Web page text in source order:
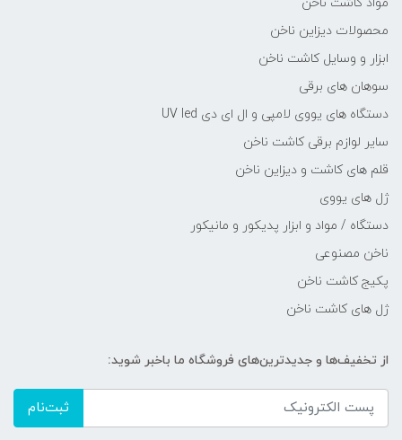
محصولات دیزاین ناخن
ابزار و وسایل کاشت ناخن
سوهان های برقی
دستگاه های یووی لامپی و ال ای دی UV led
سایر لوازم برقی کاشت ناخن
قلم های کاشت و دیزاین ناخن
ژل های یووی
دستگاه / مواد و ابزار پدیکور و مانیکور
ناخن مصنوعی
پکیج کاشت ناخن
ژل های کاشت ناخن
از تخفیف‌ها و جدیدترین‌های فروشگاه ما باخبر شوید:
ثبت‌نام